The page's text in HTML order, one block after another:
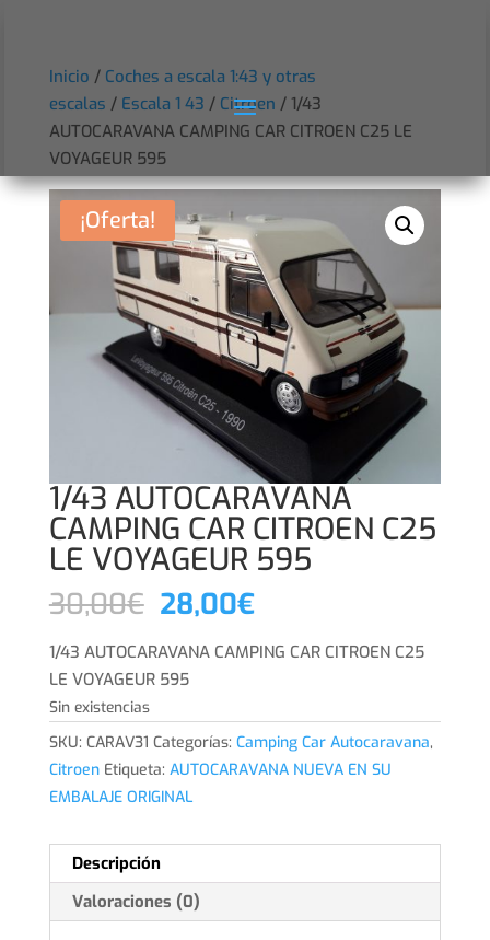
Inicio / Coches a escala 1:43 y otras
escalas / Escala 1 43 / Citroen / 1/43
AUTOCARAVANA CAMPING CAR CITROEN C25 LE
VOYAGEUR 595
¡Oferta!
1/43 AUTOCARAVANA
CAMPING CAR CITROEN C25
LE VOYAGEUR 595
30,00€ El
original
era:
30,00€.
28,00€El
actual
28,00€.
1/43 AUTOCARAVANA CAMPING CAR CITROEN C25
LE VOYAGEUR 595
Sin existencias
SKU: CARAV31 Categorías: Camping Car Autocaravana,
Citroen Etiqueta: AUTOCARAVANA NUEVA EN SU
EMBALAJE ORIGINAL
Descripción
Valoraciones (0)